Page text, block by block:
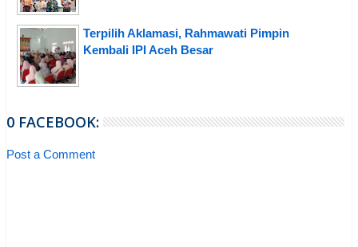
Terpilih Aklamasi, Rahmawati Pimpin
Kembali IPI Aceh Besar
0 FACEBOOK:
Post a Comment